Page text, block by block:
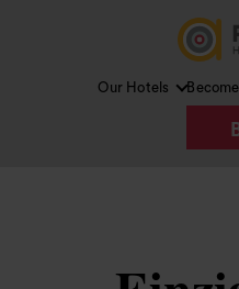
Our Hotels